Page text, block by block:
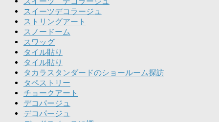
スイーツデコラージュ
ストリングアート
スノードーム
スワッグ
タイル貼り
タイル貼り
タカラスタンダードのショールーム探訪
タペストリー
チョークアート
デコパージュ
デコパージュ